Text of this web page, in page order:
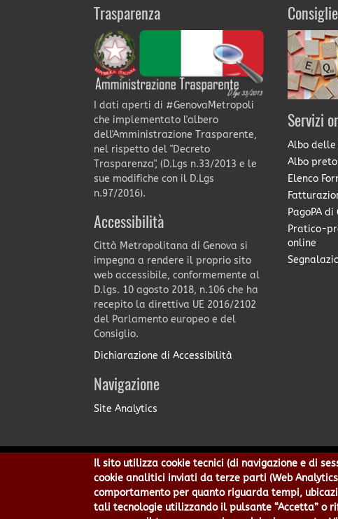
Trasparenza
I dati aperti di #GenovaMetropoli
che implementato l'albero
dell'Amministrazione Trasparente,
nel rispetto del "Decreto
Trasparenza", (D.Lgs n.33/2013 e le
sue modifiche con il D.Lgs
n.97/2016).
Accessibilità
Città Metropolitana di Genova si
impegna a rendere il proprio sito
web accessibile, conformemente al
D.lgs. 10 agosto 2018, n.106 che ha
recepito la direttiva UE 2016/2102
del Parlamento europeo e del
Consiglio.
Dichiarazione di Accessibilità
Navigazione
Site Analytics
Servizi
Albo delle
Albo
Elenco
PagoPA
Pratico-
online
Città Metropolitana di Genova -
Centralino 010 54991 Fax 010
Privacy| Tecnologie e
Il sito utilizza cookie tecnici (di navigazione e di
cookie analitici inviati da terze parti (Web
comportamento per quanto riguarda tempi,
tali tecnologie utilizzando il pulsante “Accetta” o